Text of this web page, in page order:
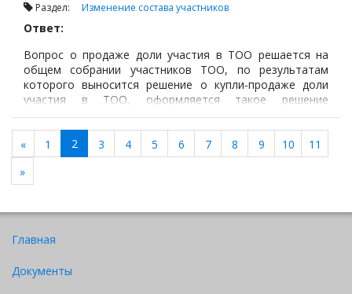
Раздел: Изменение состава участников
Ответ:
Вопрос о продаже доли участия в ТОО решается на
общем собрании участников ТОО, по результатам
которого выносится решение о купли-продаже доли
участия в ТОО, оформляется такое решение
протоколом общего собрания участников.
« 1 2 3 4 5 6 7 8 9 10
11
»
Главная
Документы